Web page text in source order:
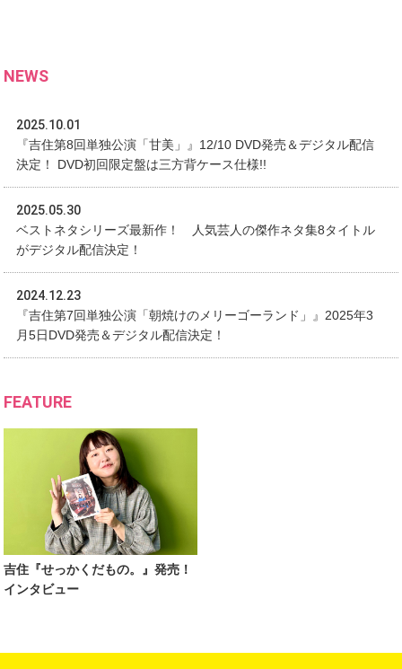
『SMAトライアウトライブ(笑) ～自選、お笑い人生最高傑
作ネタを見て下さいライブ～』
2024年1月31日
¥3,300（税込）
NEWS
2025.10.01
『吉住第8回単独公演「甘美」』12/10 DVD発売＆デジタル配信
決定！ DVD初回限定盤は三方背ケース仕様!!
2025.05.30
ベストネタシリーズ最新作！ 人気芸人の傑作ネタ集8タイトル
がデジタル配信決定！
2024.12.23
『吉住第7回単独公演「朝焼けのメリーゴーランド」』2025年3
月5日DVD発売＆デジタル配信決定！
FEATURE
吉住『せっかくだもの。』発売！
インタビュー